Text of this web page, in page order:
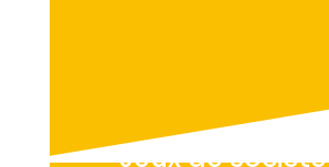
Jeux de société